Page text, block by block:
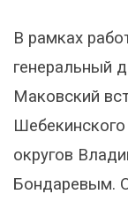
В рамках
генеральный
Маковский
Шебекинского
округов
Бондаревым.